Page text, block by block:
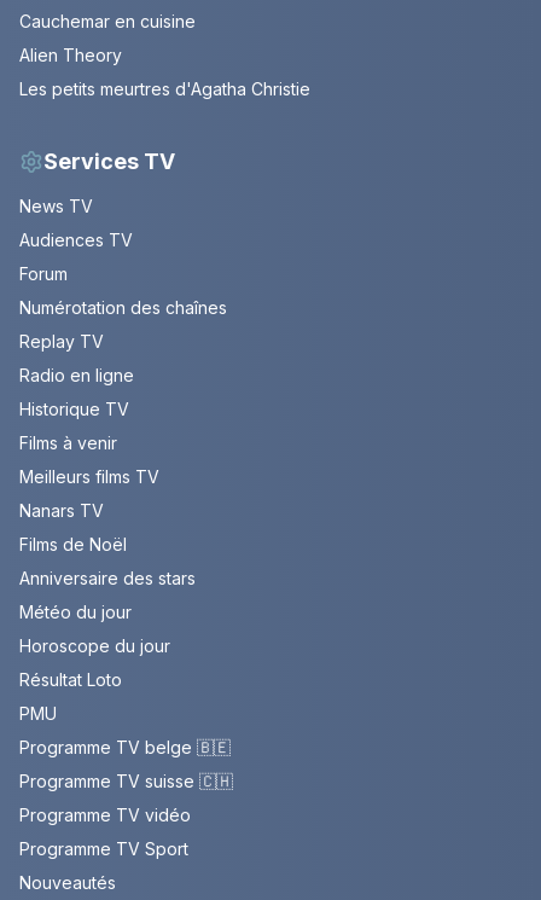
Cauchemar en cuisine
Alien Theory
Les petits meurtres d'Agatha Christie
Services TV
News TV
Audiences TV
Forum
Numérotation des chaînes
Replay TV
Radio en ligne
Historique TV
Films à venir
Meilleurs films TV
Nanars TV
Films de Noël
Anniversaire des stars
Météo du jour
Horoscope du jour
Résultat Loto
PMU
Programme TV belge 🇧🇪
Programme TV suisse 🇨🇭
Programme TV vidéo
Programme TV Sport
Nouveautés